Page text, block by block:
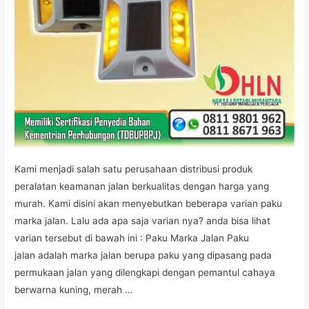
Kami menjadi salah satu perusahaan distribusi produk
peralatan keamanan jalan berkualitas dengan harga yang
murah. Kami disini akan menyebutkan beberapa varian paku
marka jalan. Lalu ada apa saja varian nya? anda bisa lihat
varian tersebut di bawah ini : Paku Marka Jalan Paku
jalan adalah marka jalan berupa paku yang dipasang pada
permukaan jalan yang dilengkapi dengan pemantul cahaya
berwarna kuning, merah …